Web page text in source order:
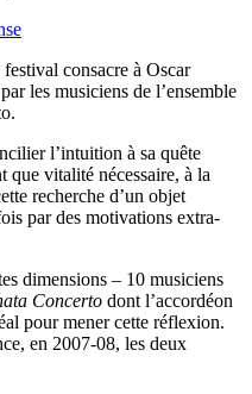
consacre à Oscar
les musiciens de l’ensemble
l’intuition à sa quête
que vitalité nécessaire, à la
recherche d’un objet
par des motivations extra-
dimensions – 10 musiciens
Concerto dont l’accordéon
pour mener cette réflexion.
en 2007-08, les deux